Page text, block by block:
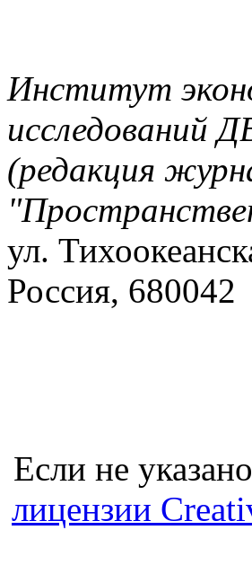
Институт
исследований
(редакция
ул.
Россия, 680042
Если не
лицензии